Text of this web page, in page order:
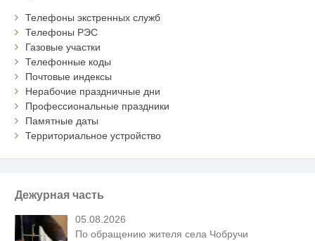
Телефоны экстренных служб
Телефоны РЭС
Газовые участки
Телефонные коды
Почтовые индексы
Нерабочие праздничные дни
Профессиональные праздники
Памятные даты
Территориальное устройство
Дежурная часть
05.08.2026
По обращению жителя села Чобручи